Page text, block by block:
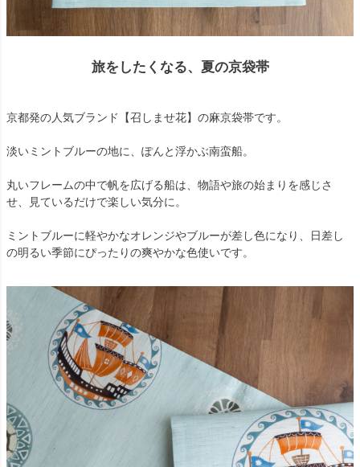
旅をしたくなる、夏の京袋帯
京都発の人気ブランド【召しませ花】の麻京袋帯です。
淡いミントブルーの地に、ぽんと浮かぶ南蛮船。
丸いフレームの中で帆を広げる船は、物語や旅の始まりを感じさ
せ、見ているだけで楽しい気分に。
ミントブルーに軽やかなオレンジやブルーが差し色になり、日差し
の明るい季節にぴったりの爽やかな色使いです。